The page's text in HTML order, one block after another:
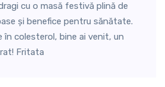
cu o masă festivă plină de
și benefice pentru sănătate.
în colesterol, bine ai venit, un
Fritata